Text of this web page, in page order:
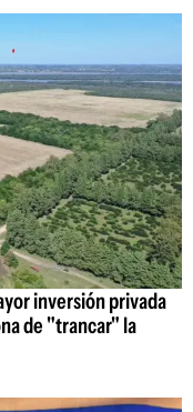
inversión privada
de "trancar" la